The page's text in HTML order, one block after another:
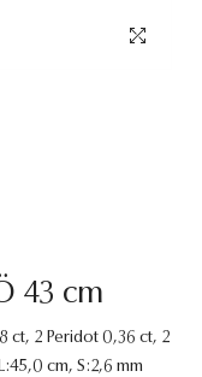
43 cm
ct, 2 Peridot 0,36 ct, 2
cm, S:2,6 mm